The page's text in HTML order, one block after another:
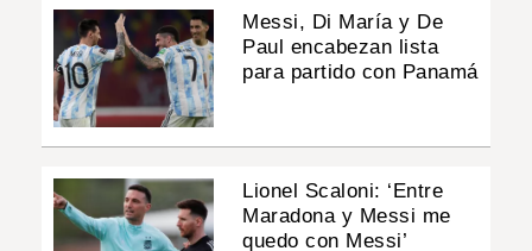
Messi, Di María y De
Paul encabezan lista
para partido con Panamá
Lionel Scaloni: ‘Entre
Maradona y Messi me
quedo con Messi’